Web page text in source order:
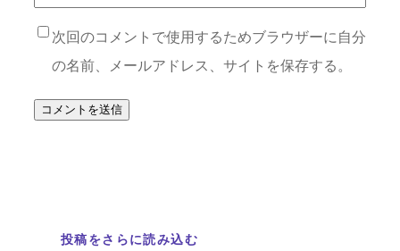
次回のコメントで使用するためブラウザーに自分
の名前、メールアドレス、サイトを保存する。
投稿をさらに読み込む